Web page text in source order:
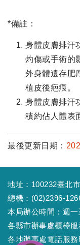
*備註：
身體皮膚排汗
灼傷或手術的
外身體遺存肥
植皮後疤痕。
身體皮膚排汗
積約佔人體表
最後更新日期：
地址：100232臺北
總機：(02)2396-
本局辦公時間：週
各縣市辦事處櫃檯
各地辦事處電話服務